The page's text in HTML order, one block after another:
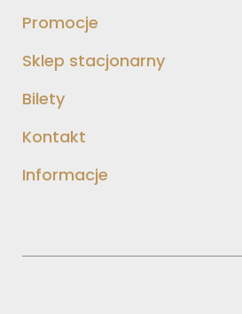
Promocje
Sklep stacjonarny
Bilety
Kontakt
Informacje